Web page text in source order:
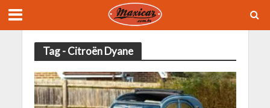
Tag - Citroën Dyane